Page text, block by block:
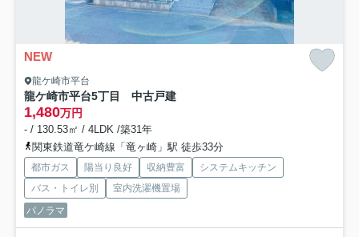
NEW
龍ケ崎市平台
龍ケ崎市平台5丁目 中古戸建
1,480万円
- / 130.53㎡ / 4LDK /築31年
関東鉄道竜ケ崎線「竜ヶ崎」駅 徒歩33分
都市ガス 陽当り良好 収納豊富
システムキッチン
バス・トイレ別
室内洗濯機置場
パノラマ